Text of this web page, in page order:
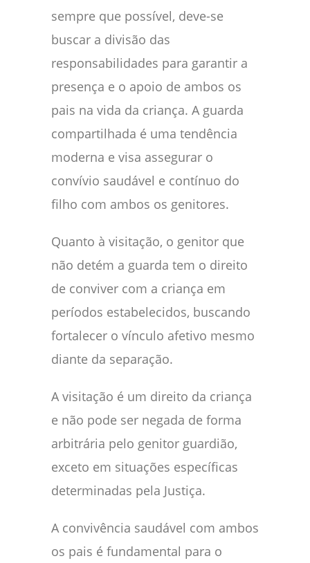
sempre que possível, deve-se
buscar a divisão das
responsabilidades para garantir a
presença e o apoio de ambos os
pais na vida da criança. A guarda
compartilhada é uma tendência
moderna e visa assegurar o
convívio saudável e contínuo do
filho com ambos os genitores.
Quanto à visitação, o genitor que
não detém a guarda tem o direito
de conviver com a criança em
períodos estabelecidos, buscando
fortalecer o vínculo afetivo mesmo
diante da separação.
A visitação é um direito da criança
e não pode ser negada de forma
arbitrária pelo genitor guardião,
exceto em situações específicas
determinadas pela Justiça.
A convivência saudável com ambos
os pais é fundamental para o